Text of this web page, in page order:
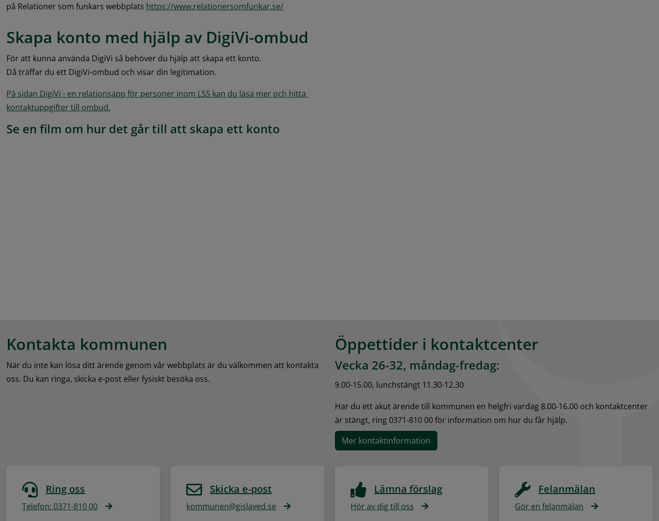
på Relationer som funkars webbplats https://www.relationersomfunkar.se/
Skapa konto med hjälp av DigiVi-ombud
För att kunna använda DigiVi så behöver du hjälp att skapa ett konto.
Då träffar du ett DigiVi-ombud och visar din legitimation.
På sidan DigiVi - en relationsapp för personer inom LSS kan du läsa mer och hitta
kontaktuppgifter till ombud.
Se en film om hur det går till att skapa ett konto
Kontakta kommunen
När du inte kan lösa ditt ärende genom vår webbplats är du välkommen att kontakta
oss. Du kan ringa, skicka e-post eller fysiskt besöka oss.
Öppettider i kontaktcenter
Vecka 26-32, måndag-fredag:
9.00-15.00, lunchstängt 11.30-12.30
Har du ett akut ärende till kommunen en helgfri vardag 8.00-16.00 och kontaktcenter
är stängt, ring 0371-810 00 för information om hur du får hjälp.
Mer kontaktinformation
Ring oss
Telefon: 0371-810 00
Skicka e-post
kommunen@gislaved.se
Lämna förslag
Hör av dig till oss
Felanmälan
Gör en felanmälan